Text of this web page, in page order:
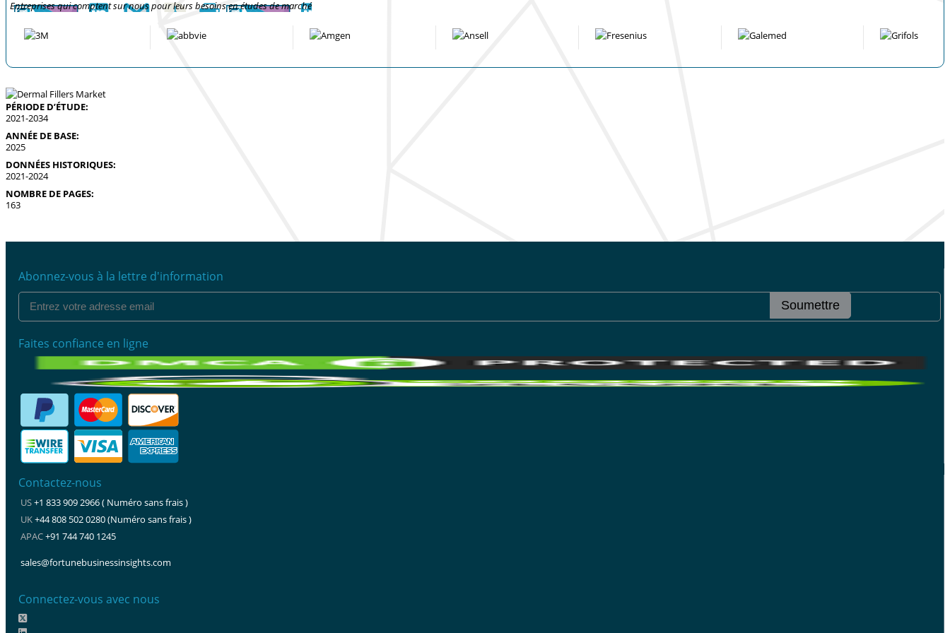
Entreprises qui comptent sur nous pour leurs besoins en études de marché
PÉRIODE D’ÉTUDE:
2021-2034
ANNÉE DE BASE:
2025
DONNÉES HISTORIQUES:
2021-2024
NOMBRE DE PAGES:
163
Abonnez-vous à la lettre d'information
Soumettre
Faites confiance en ligne
Contactez-nous
US+1 833 909 2966 ( Numéro sans frais )
UK+44 808 502 0280 (Numéro sans frais )
APAC+91 744 740 1245
sales@fortunebusinessinsights.com
Connectez-vous avec nous